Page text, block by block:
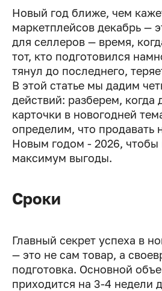
Новый год ближе, чем
маркетплейсов декабрь —
для селлеров — время,
тот, кто подготовился
тянул до последнего,
В этой статье мы дадим
действий: разберем, когда
карточки в новогодней
определим, что продавать
Новым годом - 2026, чтобы
максимум выгоды.
Сроки
Главный секрет успеха в
— это не сам товар, а
подготовка. Основной
приходится на 3-4 недели